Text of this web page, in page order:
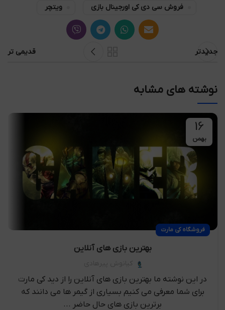
فروش سی دی کی اورجینال بازی ویتچر
جدیدتر قدیمی تر
نوشته های مشابه
16
بهمن
فروشگاه کی مارت
بهترین بازی های آنلاین
در این نوشته ما بهترین بازی های آنلاین را از دید کی مارت
برای شما معرفی می کنیم بسیاری از گیمر ها می دانند که
برترین بازی های حال حاضر ...